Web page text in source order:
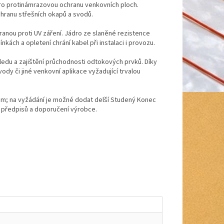
protinámrazovou ochranu venkovních ploch.
střešních okapů a svodů.
proti UV záření. Jádro ze slaněné rezistence
a opletení chrání kabel při instalaci i provozu.
a zajištění průchodnosti odtokových prvků. Díky
či jiné venkovní aplikace vyžadující trvalou
na vyžádání je možné dodat delší Studený Konec
a doporučení výrobce.